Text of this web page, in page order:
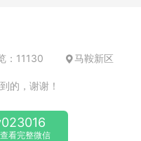
：11130 马鞍新区
的，谢谢！
看完整微信